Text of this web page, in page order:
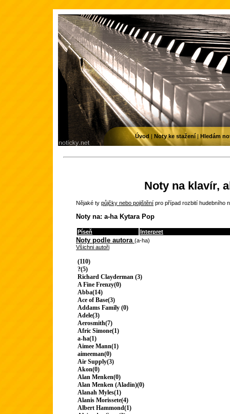
Noty na klavír,
Nějaké ty půjčky nebo pojištění pro případ rozbití hudebního
Noty na: a-ha Kytara Pop
Píseň Interpret
Noty podle autora (a-ha)
Všichni autoři
(110)
?(5)
Richard Clayderman (3)
A Fine Frenzy(0)
Abba(14)
Ace of Base(3)
Addams Family (0)
Adele(3)
Aerosmith(7)
Afric Simone(1)
a-ha(1)
Aimee Mann(1)
aimeeman(0)
Air Supply(3)
Akon(0)
Alan Menken(0)
Alan Menken (Aladin)(0)
Alanah Myles(1)
Alanis Morissete(4)
Albert Hammond(1)
Úvod | Noty ke stažení| Hledám